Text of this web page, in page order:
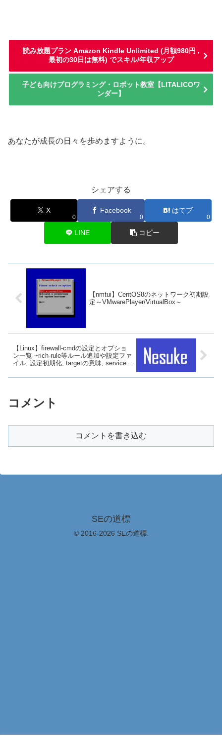
読み放題プラン Amazon Kindle Unlimited (月額980円 ,
最初の30日は無料) でスキル/年収アップ
子ども向けプログラミング・ロボット教室【LITALICOワ
ンダー】
あなたが成長の日々を歩めますように。
シェアする
X
0
Facebook
0
はてブ
0
LINE コピー
【nmtui】CentOS8のネットワーク初期設
定～VMwarePlayer/VirtualBox～
【Linux】firewall-cmdの設定とオプショ
ン一覧 ~rich-rule等ルール追加や設定ファ
イル, 設定初期化, targetの意味, serviceの
コメント
コメントを書き込む
SEの道標
© 2016-2026 SEの道標.